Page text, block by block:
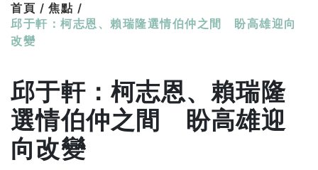
首頁 / 焦點 /
邱于軒：柯志恩、賴瑞隆選情伯仲之間 盼高雄迎向
改變
邱于軒：柯志恩、賴瑞隆
選情伯仲之間 盼高雄迎
向改變